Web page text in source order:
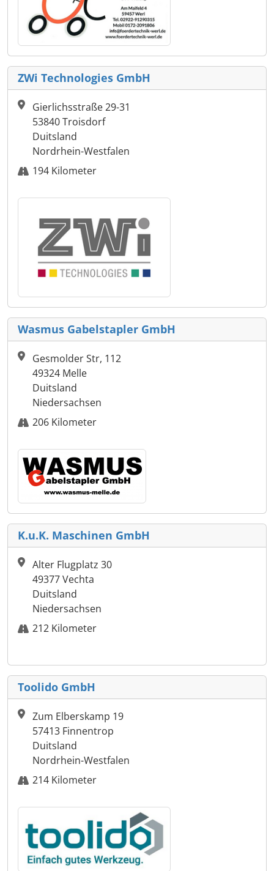
ZWi Technologies GmbH
Gierlichsstraße 29-31
53840 Troisdorf
Duitsland
Nordrhein-Westfalen
194 Kilometer
Wasmus Gabelstapler GmbH
Gesmolder Str, 112
49324 Melle
Duitsland
Niedersachsen
206 Kilometer
K.u.K. Maschinen GmbH
Alter Flugplatz 30
49377 Vechta
Duitsland
Niedersachsen
212 Kilometer
Toolido GmbH
Zum Elberskamp 19
57413 Finnentrop
Duitsland
Nordrhein-Westfalen
214 Kilometer